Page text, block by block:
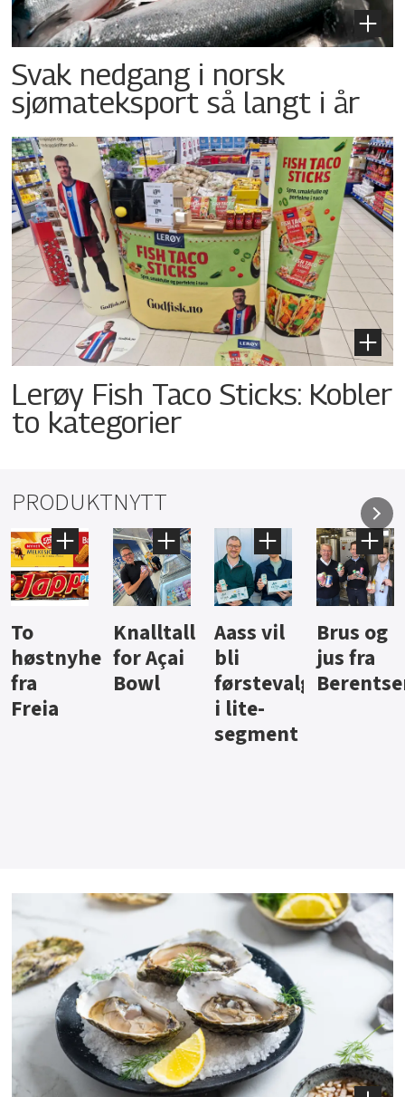
Svak nedgang i norsk
sjømateksport så langt i år
Lerøy Fish Taco Sticks: Kobler
to kategorier
PRODUKTNYTT
Knalltall
for Açai
Bowl
Aass vil
bli
førstevalg
Brus og
jus fra
Berentsen
Hard
iste fra
Hansa